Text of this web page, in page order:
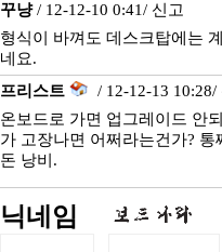
꾸냥/ 12-12-10 0:41/ 신고
형식이 바껴도 데스크탑에는
네요.
프리스트
/ 12-12-13 10:28/
온보드로 가면 업그레이드 안
가 고장나면 어쩌라는건가?
돈 낭비.
닉네임